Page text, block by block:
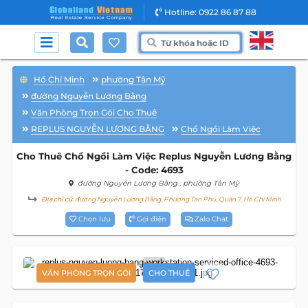
Hotline: 0922 86 87 88
Hồ Chí Minh
phường Tân Mỹ
đường Nguyễn Lương Bằng
Văn Phòng Trọn Gói Cho Thuê
REPLUS NGUYỄN LƯƠNG BẰNG
Chổ Ngồi Làm Việc
Cho Thuê Chổ Ngồi Làm Việc Replus Nguyễn Lương Bằng
- Code: 4693
đường Nguyễn Lương Bằng , phường Tân Mỹ
Địa chỉ cũ:đường Nguyễn Lương Bằng, Phường Tân Phú, Quận 7, Hồ Chí Minh
Chọn lưu Gọi điện Zalo Chat
VĂN PHÒNG TRỌN GÓI CHO THUÊ
7